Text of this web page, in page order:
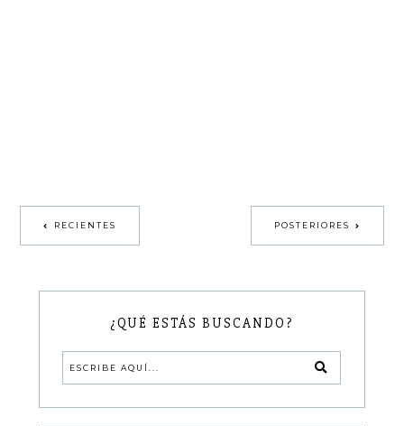
RECIENTES POSTERIORES
¿QUÉ ESTÁS BUSCANDO?